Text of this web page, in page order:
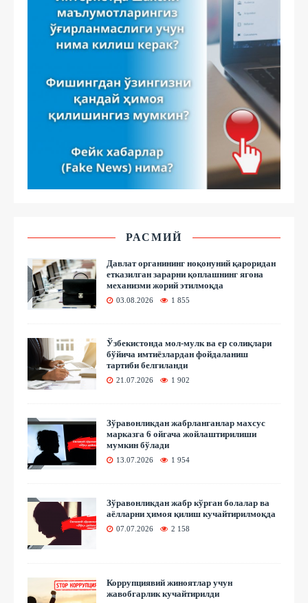
РАСМИЙ
Давлат органининг ноқонуний қароридан
етказилган зарарни қоплашнинг ягона
механизми жорий этилмоқда
03.08.2026 1 855
Ўзбекистонда мол-мулк ва ер солиқлари
бўйича имтиёзлардан фойдаланиш
тартиби белгиланди
21.07.2026 1 902
Зўравонликдан жабрланганлар махсус
марказга 6 ойгача жойлаштирилиши
мумкин бўлади
13.07.2026 1 954
Зўравонликдан жабр кўрган болалар ва
аёлларни ҳимоя қилиш кучайтирилмоқда
07.07.2026 2 158
Коррупциявий жиноятлар учун
жавобгарлик кучайтирилди